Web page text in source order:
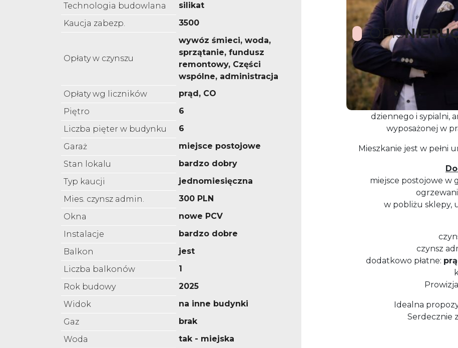
Technologia budowlana
silikat
Kaucja zabezp.
3500
Opłaty w czynszu
wywóz śmieci, woda,
sprzątanie, fundusz
remontowy, Części
wspólne, administracja
Opłaty wg liczników
prąd, CO
Piętro
6
Liczba pięter w budynku
6
Garaż
miejsce postojowe
Stan lokalu
bardzo dobry
Typ kaucji
jednomiesięczna
Mies. czynsz admin.
300 PLN
Okna
nowe PCV
Instalacje
bardzo dobre
Balkon
jest
Liczba balkonów
1
Rok budowy
2025
Widok
na inne budynki
Gaz
brak
Woda
tak - miejska
OPIS
Do wynajęcia w pełni
zlokalizowana w
Mieszkanie składa
dziennego i sypialni,
wyposażonej w
Mieszkanie jest w pełni
miejsce postojowe w
w pobliżu sklepy,
czynsz
dodatkowo płatne:
Idealna
Serdecznie